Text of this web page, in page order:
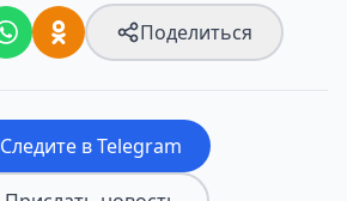
Поделиться
Следите в Telegram